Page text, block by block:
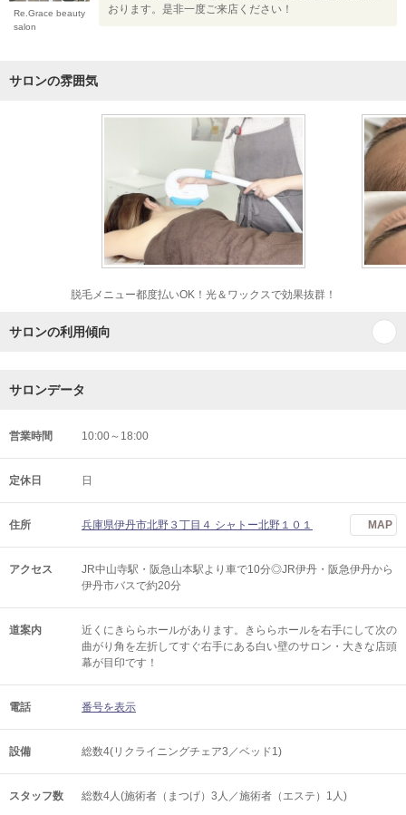
Re.Grace beauty
salon
おります。是非一度ご来店ください！
サロンの雰囲気
脱毛メニュー都度払いOK！光＆ワックスで効果抜群！
サロンの利用傾向
サロンデータ
営業時間 10:00～18:00
定休日 日
住所 兵庫県伊丹市北野３丁目４ シャトー北野１０１ MAP
アクセス
JR中山寺駅・阪急山本駅より車で10分◎JR伊丹・阪急伊丹から
伊丹市バスで約20分
道案内
近くにきららホールがあります。きららホールを右手にして次の
曲がり角を左折してすぐ右手にある白い壁のサロン・大きな店頭
幕が目印です！
電話 番号を表示
設備 総数4(リクライニングチェア3／ベッド1)
スタッフ数 総数4人(施術者（まつげ）3人／施術者（エステ）1人)